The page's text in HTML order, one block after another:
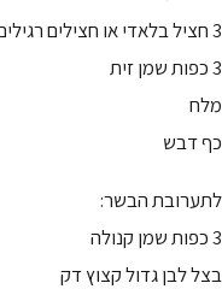
3 חציל בלאדי או חצילים רגילים גדולים פרוסים לפרוסות בעובי 2 ס"מ
3 כפות שמן זית
מלח
כף דבש
לתערובת הבשר:
3 כפות שמן קנולה
בצל לבן גדול קצוץ דק